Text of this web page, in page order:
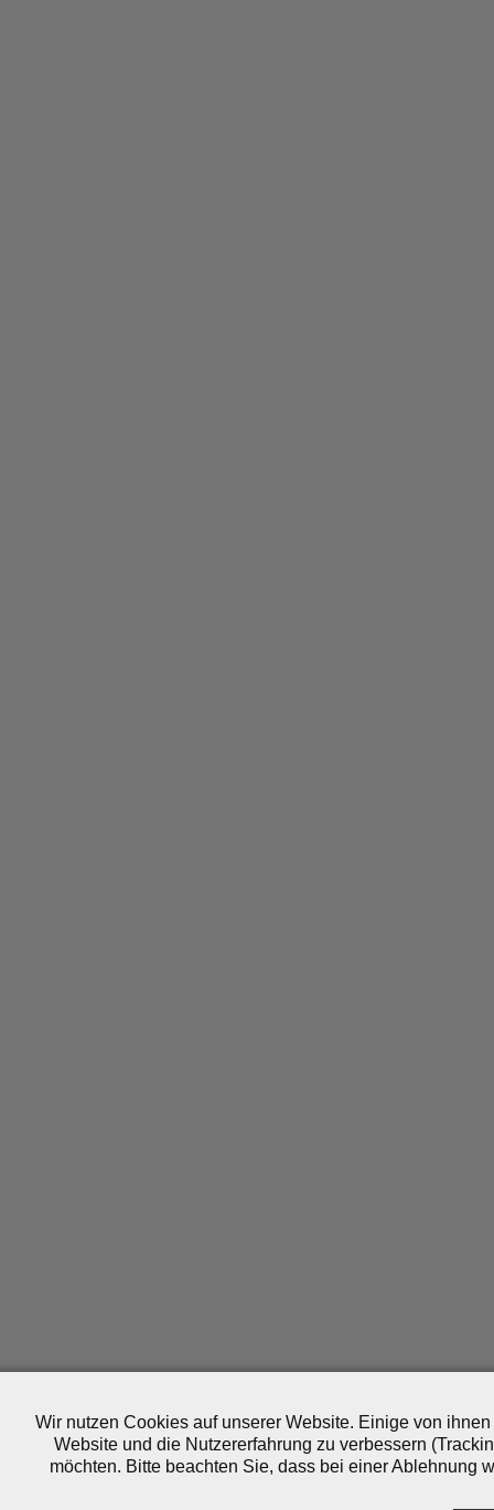
Wir nutzen Cookies auf unserer Website. Einige von
Website und die Nutzererfahrung zu verbessern
möchten. Bitte beachten Sie, dass bei einer Ablehnung